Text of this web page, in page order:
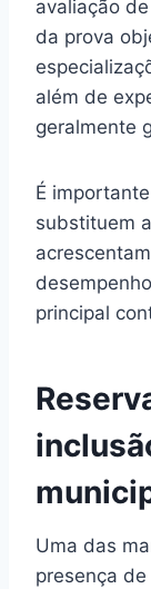
avaliação
da prova
além de
geralmente
É
substituem
principal
Uma das
presença de